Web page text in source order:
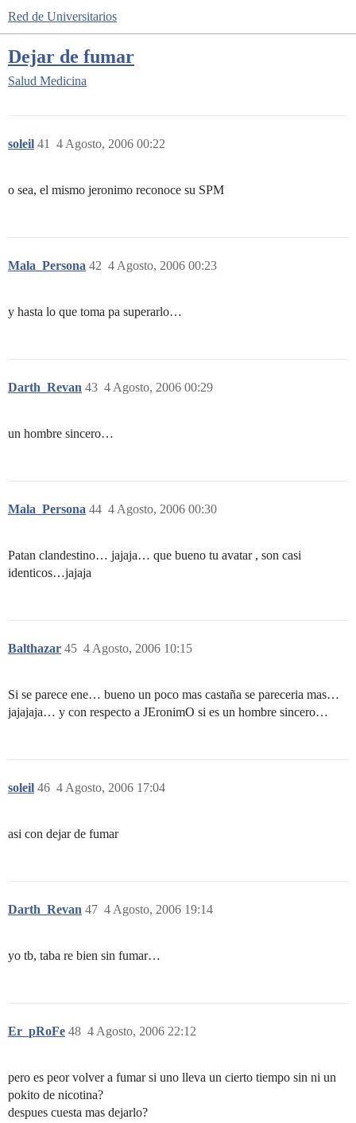
Red de Universitarios
Dejar de fumar
Salud Medicina
soleil 4 Agosto, 2006 00:22
41
o sea, el mismo jeronimo reconoce su SPM
Mala_Persona 4 Agosto, 2006 00:23
42
y hasta lo que toma pa superarlo…
Darth_Revan 4 Agosto, 2006 00:29
43
un hombre sincero…
Mala_Persona 4 Agosto, 2006 00:30
44
Patan clandestino… jajaja… que bueno tu avatar , son casi
identicos…jajaja
Balthazar 4 Agosto, 2006 10:15
45
Si se parece ene… bueno un poco mas castaña se pareceria mas…
jajajaja… y con respecto a JEronimO si es un hombre sincero…
soleil 4 Agosto, 2006 17:04
46
asi con dejar de fumar
Darth_Revan 4 Agosto, 2006 19:14
47
yo tb, taba re bien sin fumar…
Er_pRoFe 4 Agosto, 2006 22:12
48
pero es peor volver a fumar si uno lleva un cierto tiempo sin ni un
pokito de nicotina?
despues cuesta mas dejarlo?